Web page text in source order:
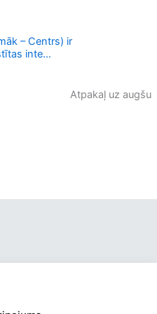
– Centrs) ir
inte...
Atpakaļ uz augšu